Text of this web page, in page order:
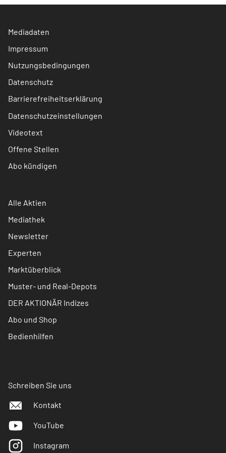
Mediadaten
Impressum
Nutzungsbedingungen
Datenschutz
Barrierefreiheitserklärung
Datenschutzeinstellungen
Videotext
Offene Stellen
Abo kündigen
Alle Aktien
Mediathek
Newsletter
Experten
Marktüberblick
Muster- und Real-Depots
DER AKTIONÄR Indizes
Abo und Shop
Bedienhilfen
Schreiben Sie uns
Kontakt
YouTube
Instagram